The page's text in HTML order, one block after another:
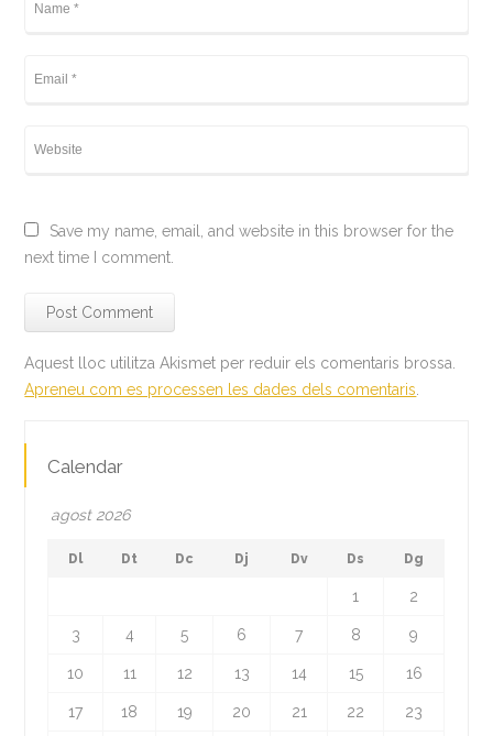
Save my name, email, and website in this browser for the
next time I comment.
Aquest lloc utilitza Akismet per reduir els comentaris brossa.
Apreneu com es processen les dades dels comentaris
Calendar
agost 2026
Dl Dt Dc Dj Dv Ds Dg
1 2
3 4 5 6 7 8 9
10 11 12 13 14 15 16
17 18 19 20 21 22 23